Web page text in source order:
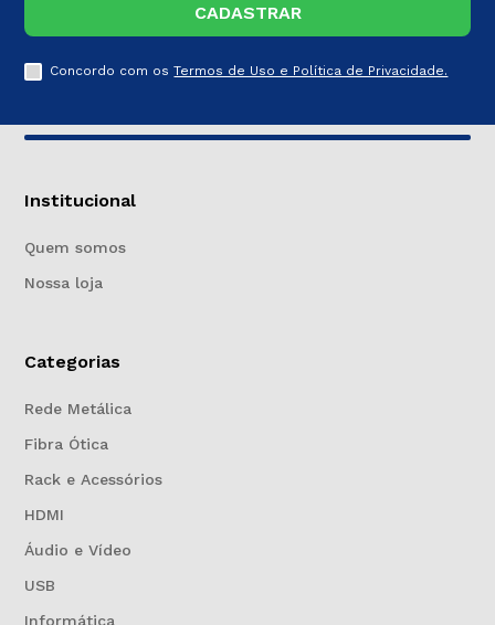
CADASTRAR
Concordo com osTermos de Uso e Política de Privacidade.
Institucional
Quem somos
Nossa loja
Categorias
Rede Metálica
Fibra Ótica
Rack e Acessórios
HDMI
Áudio e Vídeo
USB
Informática